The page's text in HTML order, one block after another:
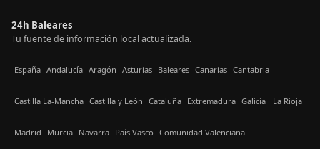
24h Baleares
Tu fuente de información local actualizada.
España Andalucía Aragón Asturias Baleares Canarias Cantabria
Castilla La-Mancha Castilla y León Cataluña Extremadura Galicia La Rioja
Madrid Murcia Navarra País Vasco Comunidad Valenciana